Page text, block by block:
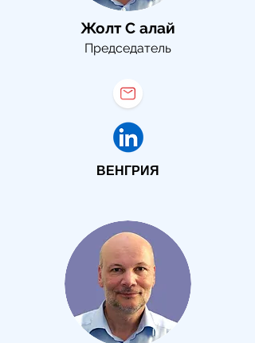
Жолт С алай
Председатель
ВЕНГРИЯ